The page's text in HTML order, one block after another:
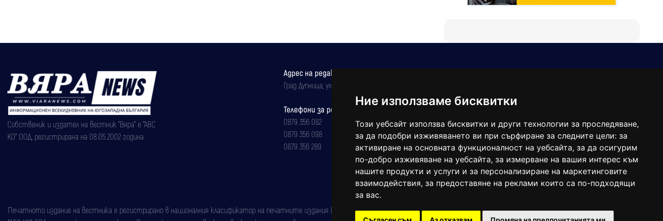
Ние използваме бисквитки
Този уебсайт използва бисквитки и други технологии за проследяване,
за да подобри изживяването ви при сърфиране за следните цели: за
активиране на основната функционалност на уебсайта, за да осигурим
по-добро изживяване на уебсайта, за измерване на вашия интерес към
нашите продукти и услуги и за персонализиране на маркетинговите
взаимодействия, за предоставяне на реклами които са по-подходящи
за вас.
Собственик и издател на вестник "Вяра" е "АВС
КО" ООД, регистрирана на 08.05.2002 година.
Адрес на редакцията
Град Дупница, ул.''Христо Ботев" 43
Телефони за реклама и абонаменти
0879 356 082
0879 356 098
0879 356 289
balgarkanews@gmail.com
Печатното издание на вестника е регистрирано в националния класификатор на печатните издания (Българска национална агенция за ISSN) под номер: ISSN 1312-4722.